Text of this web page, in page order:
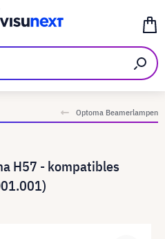
Optoma Beamerlampen
H57 - kompatibles